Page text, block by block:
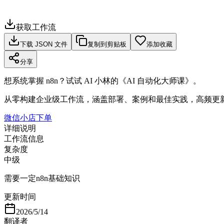
获取工作流
下载 JSON 文件 复制到剪贴板 添加收藏
分享
想系统掌握 n8n？试试 AI 小林的《AI 自动化大师课》。
从零构建企业级工作流，涵盖部署、案例和最佳实践，高频更
微信小店下单
详细说明
工作流信息
复杂度
中级
需要一定n8n基础知识
更新时间
2026/5/14
翻译者